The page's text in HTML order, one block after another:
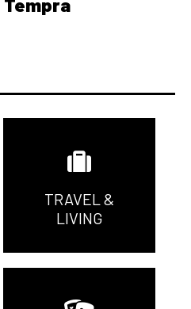
Ferrari:
di Loris
69
nel mio
Tempra
TRAVEL &
LIVING